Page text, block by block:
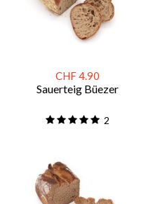
CHF 4.90
Sauerteig Büezer
2